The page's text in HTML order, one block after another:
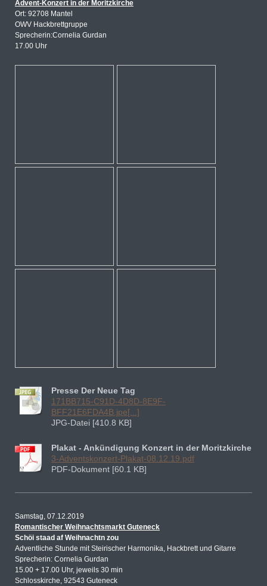
Advent-Konzert in der Moritzkirche
Ort: 92708 Mantel
OWV Hackbrettgruppe
Sprecherin:Cornelia Gurdan
17.00 Uhr
Presse Der Neue Tag
171BB715-C91D-4D8D-8E9F-
BFF21E6FDA4B.jpe[...]
JPG-Datei [410.8 KB]
Plakat - Ankündigung Konzert in der Moritzkirche
3-Adventskonzert-Plakat-08.12.19.pdf
PDF-Dokument [60.1 KB]
Samstag, 07.12.2019
Romantischer Weihnachtsmarkt Guteneck
Schöi staad af Weihnachtn zou
Adventliche Stunde mit Steirischer Harmonika, Hackbrett und Gitarre
Sprecherin: Cornelia Gurdan
15.00 + 17.00 Uhr, jeweils 30 min
Schlosskirche, 92543 Guteneck